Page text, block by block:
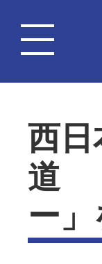
西
道
ー